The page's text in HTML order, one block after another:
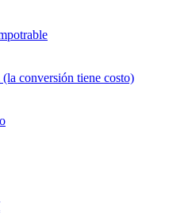
(la conversión tiene costo)